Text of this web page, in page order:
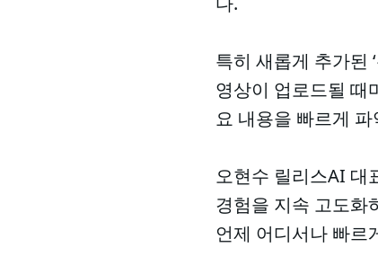
특히 새롭게 추가된
영상이 업로드될 때
요 내용을 빠르게
오현수 릴리스AI 대
경험을 지속 고도화
언제 어디서나 빠르